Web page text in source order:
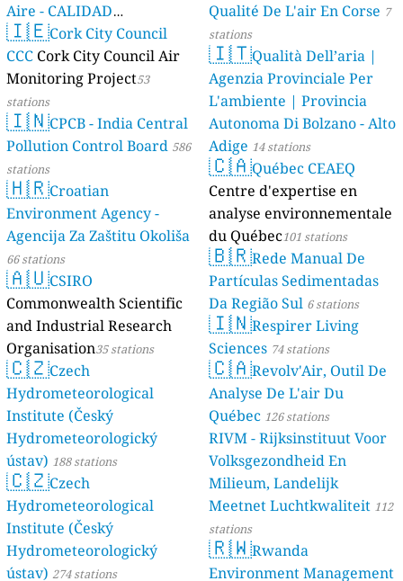
Aire - CALIDAD
AMBIENTAL) 23 stations
🇮🇪Cork City Council
CCC Cork City Council Air
Monitoring Project53
stations
🇮🇳CPCB - India Central
Pollution Control Board 586
stations
🇭🇷Croatian
Environment Agency -
Agencija Za Zaštitu Okoliša
66 stations
🇦🇺CSIRO
Commonwealth Scientific
and Industrial Research
Organisation35 stations
🇨🇿Czech
Hydrometeorological
Institute (Český
Hydrometeorologický
ústav) 188 stations
🇨🇿Czech
Hydrometeorological
Institute (Český
Hydrometeorologický
ústav) 274 stations
Qualité De L'air En Corse 7
stations
🇮🇹Qualità Dell’aria |
Agenzia Provinciale Per
L'ambiente | Provincia
Autonoma Di Bolzano - Alto
Adige 14 stations
🇨🇦Québec CEAEQ
Centre d'expertise en
analyse environnementale
du Québec101 stations
🇧🇷Rede Manual De
Partículas Sedimentadas
Da Região Sul 6 stations
🇮🇳Respirer Living
Sciences 74 stations
🇨🇦Revolv'Air, Outil De
Analyse De L'air Du
Québec 126 stations
RIVM - Rijksinstituut Voor
Volksgezondheid En
Milieum, Landelijk
Meetnet Luchtkwaliteit 112
stations
🇷🇼Rwanda
Environment Management